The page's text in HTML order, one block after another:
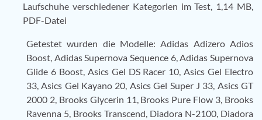
Laufschuhe verschiedener Kategorien im Test, 1,14 MB,
PDF-Datei
Getestet wurden die Modelle: Adidas Adizero Adios
Boost, Adidas Supernova Sequence 6, Adidas Supernova
Glide 6 Boost, Asics Gel DS Racer 10, Asics Gel Electro
33, Asics Gel Kayano 20, Asics Gel Super J 33, Asics GT
2000 2, Brooks Glycerin 11, Brooks Pure Flow 3, Brooks
Ravenna 5, Brooks Transcend, Diadora N-2100, Diadora